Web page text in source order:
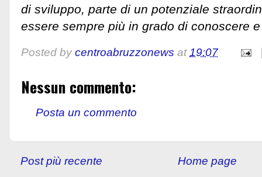
di sviluppo, parte di un potenziale
essere sempre più in grado di conoscere
Posted by centroabruzzonews at19:07
Nessun commento:
Posta un commento
Post più recente Home page